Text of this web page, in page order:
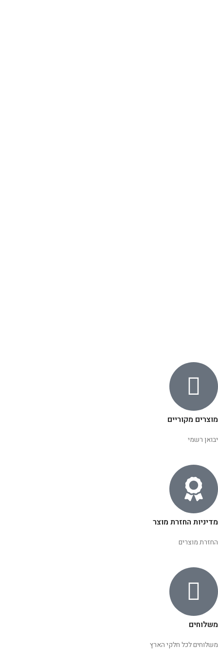
מוצרים מקוריים
יבואן רשמי
מדיניות החזרת מוצר
החזרת מוצרים
משלוחים
משלוחים לכל חלקי הארץ